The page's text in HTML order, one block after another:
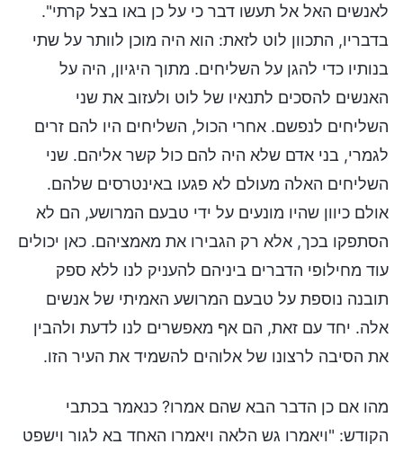
לאנשים האל אל תעשו דבר כי על כן באו בצל קרתי".
בדבריו, התכוון לוט לזאת: הוא היה מוכן לוותר על שתי
בנותיו כדי להגן על השליחים. מתוך היגיון, היה על
האנשים להסכים לתנאיו של לוט ולעזוב את שני
השליחים לנפשם. אחרי הכול, השליחים היו להם זרים
לגמרי, בני אדם שלא היה להם כול קשר אליהם. שני
השליחים האלה מעולם לא פגעו באינטרסים שלהם.
אולם כיוון שהיו מונעים על ידי טבעם המרושע, הם לא
הסתפקו בכך, אלא רק הגבירו את מאמציהם. כאן יכולים
עוד מחילופי הדברים ביניהם להעניק לנו ללא ספק
תובנה נוספת על טבעם המרושע האמיתי של אנשים
אלה. יחד עם זאת, הם אף מאפשרים לנו לדעת ולהבין
את הסיבה לרצונו של אלוהים להשמיד את העיר הזו.
מהו אם כן הדבר הבא שהם אמרו? כנאמר בכתבי
הקודש: "ויאמרו גש הלאה ויאמרו האחד בא לגור וישפט